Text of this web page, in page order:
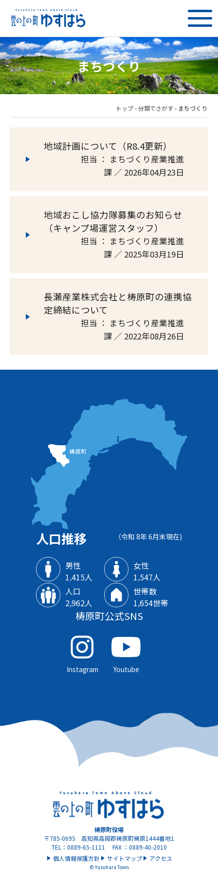
まちづくり
トップ - 分類でさがす - まちづくり
地域計画について（R8.4更新）
担当 ： まちづくり産業推進
課 ／ 2026年04月23日
地域おこし協力隊募集のお知らせ
（キャンプ場運営スタッフ）
担当 ： まちづくり産業推進
課 ／ 2025年03月19日
長瀬産業株式会社と梼原町の連携協
定締結について
担当 ： まちづくり産業推進
課 ／ 2022年08月26日
人口推移 （令和 8年 6月末現在)
男性
1‚415人
女性
1‚547人
人口
2‚962人
世帯数
1‚654世帯
梼原町公式SNS
Instagram Youtube
梼原町役場
〒785-0695 高知県高岡郡梼原町梼原1444番地1
TEL：0889-65-1111 FAX ：0889-40-2010
個人情報保護方針
サイトマップ アクセス
© Yusuhara Town